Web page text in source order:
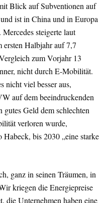
Blick auf Subventionen auf
ist in China und in Europa
steigerte laut
Halbjahr auf 7,7
zum Vorjahr 13
nicht durch E-Mobilität.
nicht viel besser aus,
auf dem beeindruckenden
Geld dem schlechten
verloren wurde,
bis 2030 „eine starke
ganz in seinen Träumen, in
kriegen die Energiepreise
die Unternehmen haben eine